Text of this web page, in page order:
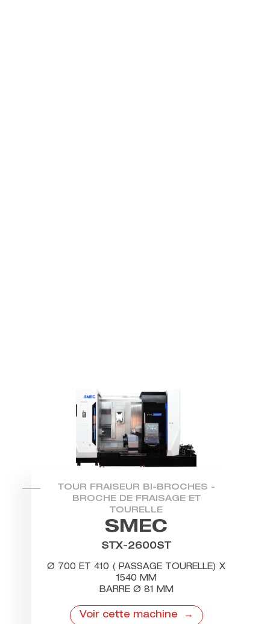
TOUR FRAISEUR BI-BROCHES -
BROCHE DE FRAISAGE ET
TOURELLE
SMEC
STX-2600ST
Ø 700 ET 410 ( PASSAGE TOURELLE) X
1540 MM
BARRE Ø 81 MM
Voir cette machine